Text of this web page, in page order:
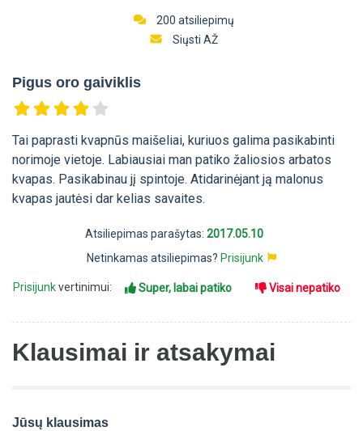
200 atsiliepimų
Siųsti AŽ
Pigus oro gaiviklis
Tai paprasti kvapnūs maišeliai, kuriuos galima pasikabinti
norimoje vietoje. Labiausiai man patiko žaliosios arbatos
kvapas. Pasikabinau jį spintoje. Atidarinėjant ją malonus
kvapas jautėsi dar kelias savaites.
Atsiliepimas parašytas: 2017.05.10
Netinkamas atsiliepimas? Prisijunk
Prisijunkvertinimui: Super, labai patiko Visai nepatiko
Klausimai ir atsakymai
Jūsų klausimas